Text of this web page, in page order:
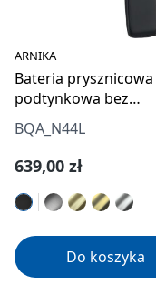
ARNIKA
Bateria prysznicowa
podtynkowa bez
przełącznika natrysku
BQA_N44L
Cena regularna:
639,00 zł
Do koszyka